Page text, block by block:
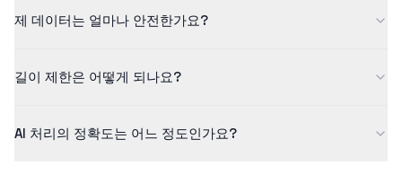
다. 더 긴 콘텐츠와 추가 기능을 원하시면 Pro 플랜을 확인해 보세
제 데이터는 얼마나 안전한가요?
호화되어 안전하게 처리되며, 처리 후에는 자동으로 삭제됩니다. 저
길이 제한은 어떻게 되나요?
용하면 1440분 분량의 콘텐츠를 처리할 수 있으며, 맞춤형 서식 지
AI 처리의 정확도는 어느 정도인가요?